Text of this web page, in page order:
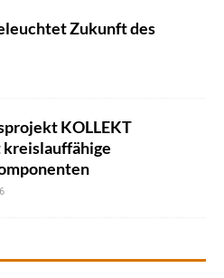
Zukunft des
KOLLEKT